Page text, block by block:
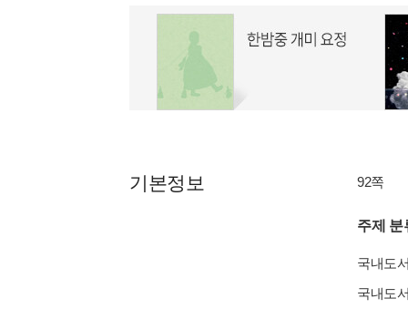
기본정보 92쪽
주제 분
국내도
국내도